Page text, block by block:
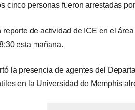
cinco personas fueron arrestadas
reporte de actividad de ICE en el
esta mañana.
la presencia de agentes del
en la Universidad de Memphis